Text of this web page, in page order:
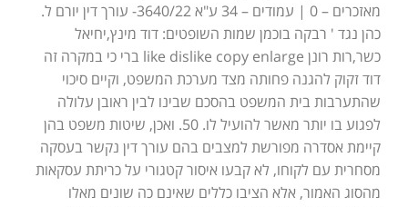
מאזכרים – 0 | עמודים – 34 ע"א 3640/22- עורך דין יורם ל.
כהן נגד ' רבקה בוכמן שמות השופטים: דוד מינץ,יחיאל
כשר,רות רונן like dislike copy enlarge ברי כי במקרה זה
דוד זקוק להגנה פחותה מצד מערכת המשפט, וקיים סיכוי
שהתערבות בית המשפט בהסכם שבינו לבין ראובן עלולה
לפגוע בו יותר מאשר להועיל לו. 50. ואכן, שיטות משפט בהן
קיימת אסדרה מפורשת למצבים בהם עורך דין נקשר בעסקה
מסחרית עם לקוחו, לא קבעו איסור קטגורי על כריתת עסקאות
מהסוג האמור, אלא הציבו כללים שאינם כה שונים מאלו